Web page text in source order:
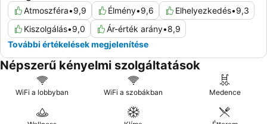
Atmoszféra•9,9 Élmény•9,6 Elhelyezkedés•9,3
Kiszolgálás•9,0 Ár-érték arány•8,9
További értékelések megjelenítése
Népszerű kényelmi szolgáltatások
WiFi a lobbyban WiFi a szobákban Medence